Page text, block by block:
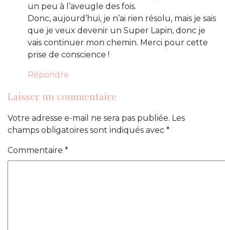
un peu à l’aveugle des fois.
Donc, aujourd’hui, je n’ai rien résolu, mais je sais
que je veux devenir un Super Lapin, donc je
vais continuer mon chemin. Merci pour cette
prise de conscience !
Répondre
Laisser un commentaire
Votre adresse e-mail ne sera pas publiée. Les
champs obligatoires sont indiqués avec *
Commentaire *